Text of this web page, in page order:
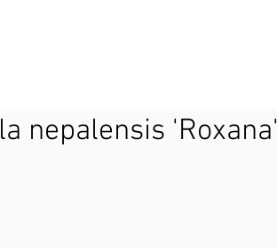
nepalensis 'Roxana'